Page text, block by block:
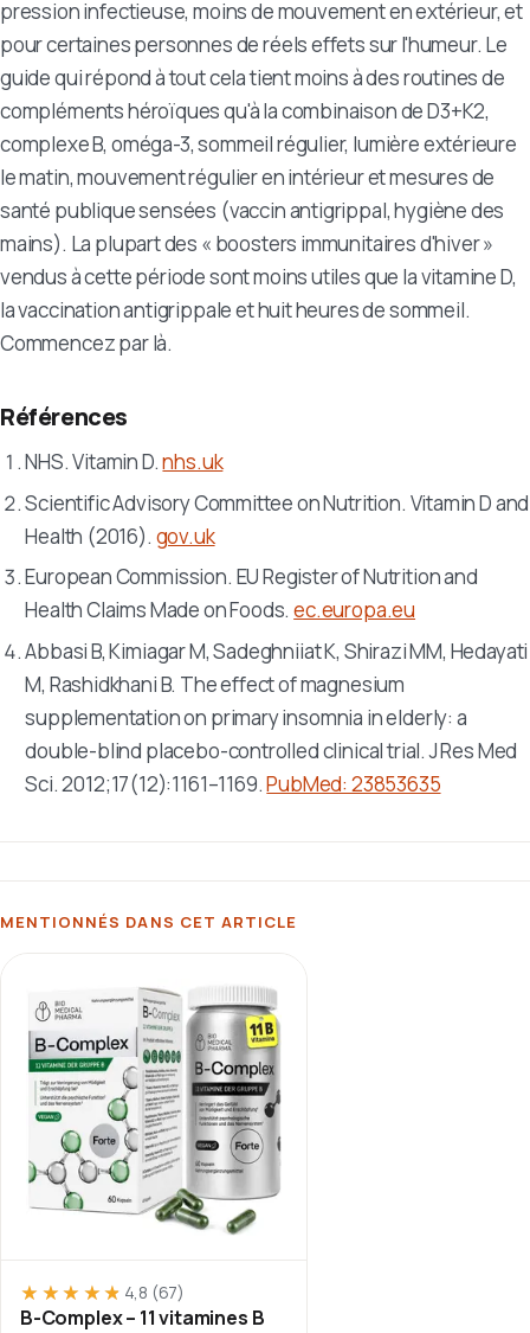
pression infectieuse, moins de mouvement en extérieur, et
pour certaines personnes de réels effets sur l'humeur. Le
guide qui répond à tout cela tient moins à des routines de
compléments héroïques qu'à la combinaison de D3+K2,
complexe B, oméga-3, sommeil régulier, lumière extérieure
le matin, mouvement régulier en intérieur et mesures de
santé publique sensées (vaccin antigrippal, hygiène des
mains). La plupart des « boosters immunitaires d'hiver »
vendus à cette période sont moins utiles que la vitamine D,
la vaccination antigrippale et huit heures de sommeil.
Commencez par là.
Références
NHS. Vitamin D.nhs.uk
Scientific Advisory Committee on Nutrition. Vitamin D and
Health (2016). gov.uk
European Commission. EU Register of Nutrition and
Health Claims Made on Foods.ec.europa.eu
Abbasi B, Kimiagar M, Sadeghniiat K, Shirazi MM, Hedayati
M, Rashidkhani B. The effect of magnesium
supplementation on primary insomnia in elderly: a
double-blind placebo-controlled clinical trial.J Res Med
Sci. 2012;17(12):1161–1169.PubMed: 23853635
MENTIONNÉS DANS CET ARTICLE
★★★★★
★★★★★ 4,8 (67)
B-Complex – 11 vitamines B